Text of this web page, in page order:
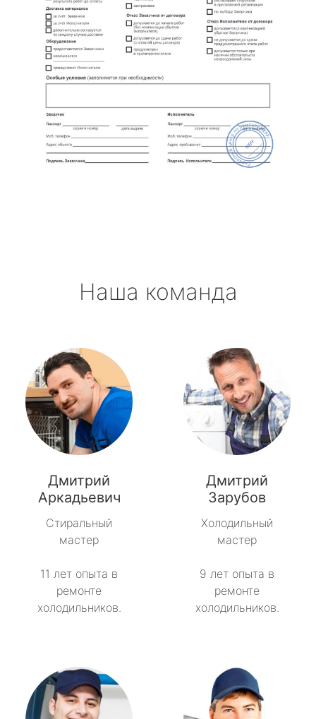
Наша команда
Дмитрий
Аркадьевич
Стиральный
мастер
11 лет опыта в
ремонте
холодильников.
Дмитрий
Зарубов
Холодильный
мастер
9 лет опыта в
ремонте
холодильников.